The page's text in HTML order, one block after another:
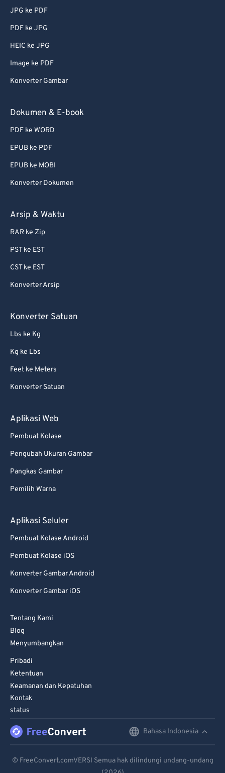
JPG ke PDF
PDF ke JPG
HEIC ke JPG
Image ke PDF
Konverter Gambar
Dokumen & E-book
PDF ke WORD
EPUB ke PDF
EPUB ke MOBI
Konverter Dokumen
Arsip & Waktu
RAR ke Zip
PST ke EST
CST ke EST
Konverter Arsip
Konverter Satuan
Lbs ke Kg
Kg ke Lbs
Feet ke Meters
Konverter Satuan
Aplikasi Web
Pembuat Kolase
Pengubah Ukuran Gambar
Pangkas Gambar
Pemilih Warna
Aplikasi Seluler
Pembuat Kolase Android
Pembuat Kolase iOS
Konverter Gambar Android
Konverter Gambar iOS
Tentang Kami
Blog
Menyumbangkan
Pribadi
Ketentuan
Keamanan dan Kepatuhan
Kontak
status
Bahasa Indonesia
© FreeConvert.comVERSI Semua hak dilindungi undang-undang